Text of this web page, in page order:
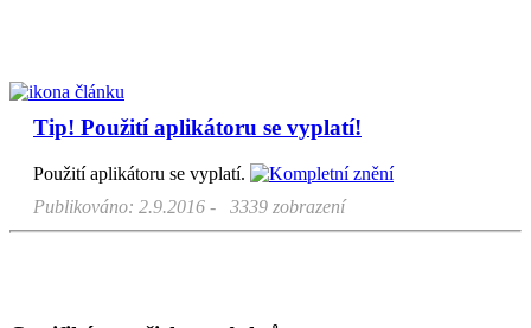
Tip! Použití aplikátoru se vyplatí!
Použití aplikátoru se vyplatí.
Publikováno: 2.9.2016 - 3339 zobrazení